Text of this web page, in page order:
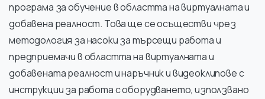
програма за обучение в областта на виртуалната и
добавена реалност. Това ще се осъществи чрез
методология за насоки за търсещи работа и
предприемачи в областта на виртуалната и
добавената реалност и наръчник и видеоклипове с
инструкции за работа с оборудването, използвано